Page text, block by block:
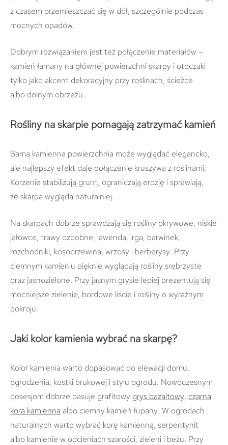
z czasem przemieszczać się w dół, szczególnie podczas
mocnych opadów.
Dobrym rozwiązaniem jest też połączenie materiałów –
kamień łamany na głównej powierzchni skarpy i otoczaki
tylko jako akcent dekoracyjny przy roślinach, ścieżce
albo dolnym obrzeżu.
Rośliny na skarpie pomagają zatrzymać kamień
Sama kamienna powierzchnia może wyglądać elegancko,
ale najlepszy efekt daje połączenie kruszywa z roślinami.
Korzenie stabilizują grunt, ograniczają erozję i sprawiają,
że skarpa wygląda naturalniej.
Na skarpach dobrze sprawdzają się rośliny okrywowe, niskie
jałowce, trawy ozdobne, lawenda, irga, barwinek,
rozchodniki, kosodrzewina, wrzosy i berberysy. Przy
ciemnym kamieniu pięknie wyglądają rośliny srebrzyste
oraz jasnozielone. Przy jasnym grysie lepiej prezentują się
mocniejsze zielenie, bordowe liście i rośliny o wyraźnym
pokroju.
Jaki kolor kamienia wybrać na skarpę?
Kolor kamienia warto dopasować do elewacji domu,
ogrodzenia, kostki brukowej i stylu ogrodu. Nowoczesnym
posesjom dobrze pasuje grafitowy grys bazaltowy, czarna
kora kamienna albo ciemny kamień łupany. W ogrodach
naturalnych warto wybrać korę kamienną, serpentynit
albo kamienie w odcieniach szarości, zieleni i beżu. Przy